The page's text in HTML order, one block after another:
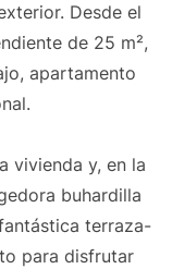
Desde el
de 25 m²,
apartamento
vivienda y, en la
buhardilla
terraza-
para disfrutar